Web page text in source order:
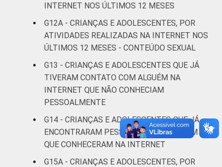
respondeu
39 45
CLASSE
SOCIAL
AB 50 41
C 45
DOMICÍLIO
COM ACESSO
À INTERNET
Sim 45 47
Não
INTERNET NOS ÚLTIMOS 12 MESES
G12A - CRIANÇAS E ADOLESCENTES, POR
ATIVIDADES REALIZADAS NA INTERNET NOS
ÚLTIMOS 12 MESES - CONTEÚDO SEXUAL
G13 - CRIANÇAS E ADOLESCENTES QUE JÁ
TIVERAM CONTATO COM ALGUÉM NA
INTERNET QUE NÃO CONHECIAM
PESSOALMENTE
G14 - CRIANÇAS E ADOLESCENTES QUE JÁ
ENCONTRARAM PESSOALMENTE ALGUÉM
QUE CONHECERAM NA INTERNET
G15A - CRIANÇAS E ADOLESCENTES, POR